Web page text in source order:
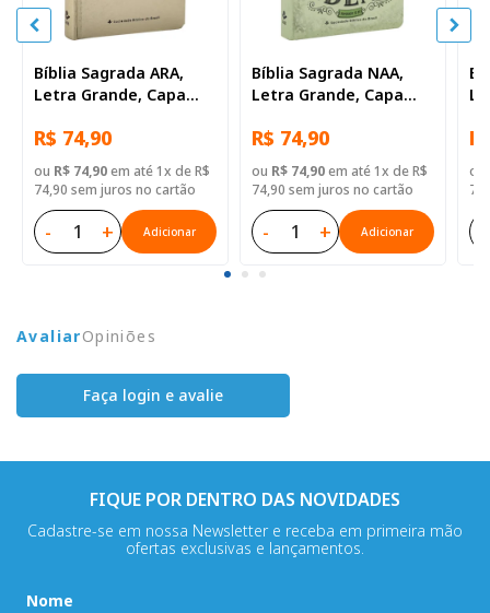
Bíblia Sagrada ARA,
Letra Grande, Capa
R$ 74,90
ou R$ 74,90em até 1x de R$
74,90 sem juros no cartão
- + Adicionar
Bíblia Sagrada NAA,
Letra Grande, Capa
Celebratta
R$ 74,90
ou R$ 74,90em até 1x de R$
74,90 sem juros no cartão
- + Adicionar
ou
AvaliarOpiniões
Faça login e avalie
FIQUE POR DENTRO DAS NOVIDADES
Cadastre-se em nossa Newsletter e receba em primeira mão
ofertas exclusivas e lançamentos.
Nome